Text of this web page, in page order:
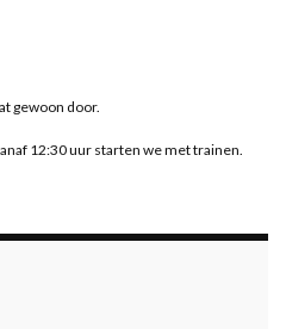
gewoon door.
12:30 uur starten we met trainen.